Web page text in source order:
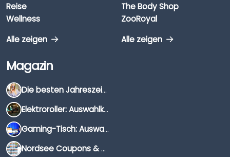
Reise
Wellness
Alle zeigen
The Body Shop
ZooRoyal
Alle zeigen
Magazin
Die besten Jahreszeiten für Schnäppchenjäger
Elektroroller: Auswahlkriterien, Unterschiede & Tipps
Gaming-Tisch: Auswahlkriterien, Unterschiede & Tipps
Nordsee Coupons & Gutscheine 2026